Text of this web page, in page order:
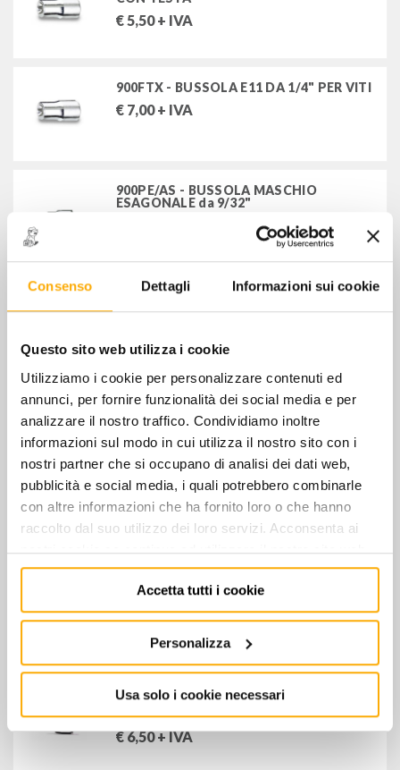
Consenso Dettagli Informazioni sui cookie
Questo sito web utilizza i cookie
Utilizziamo i cookie per personalizzare contenuti ed
annunci, per fornire funzionalità dei social media e per
analizzare il nostro traffico. Condividiamo inoltre
informazioni sul modo in cui utilizza il nostro sito con i
nostri partner che si occupano di analisi dei dati web,
pubblicità e social media, i quali potrebbero combinarle
con altre informazioni che ha fornito loro o che hanno
raccolto dal suo utilizzo dei loro servizi. Acconsenta ai
nostri cookie se continua ad utilizzare il nostro sito web.
Accetta tutti i cookie
Personalizza
Usa solo i cookie necessari
€ 5,50+ IVA
900FTX - BUSSOLA E11 DA 1/4" PER VITI
€ 7,00+ IVA
900PE/AS - BUSSOLA MASCHIO
ESAGONALE da 9/32"
900PE/AS - BUSSOLA MASCHIO
900LP - BUSSOLA A GIRAVITE 0,8x4 mm
€6,50+ IVA
900LP - BUSSOLA A GIRAVITE 1x1,5 mm
6,50 + IVA
900LP - BUSSOLA A GIRAVITE 1,2x6,5 mm
€6,50+ IVA
900LP - GIRAVITE A LAMA PIATTA 1,2x8
mm
€6,50+ IVA